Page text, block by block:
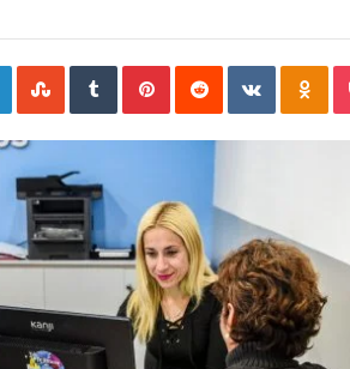
LinkedInStumbleUpon
TumblrPinterestReddit VKontakte